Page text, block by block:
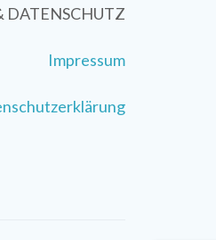
DATENSCHUTZ
Impressum